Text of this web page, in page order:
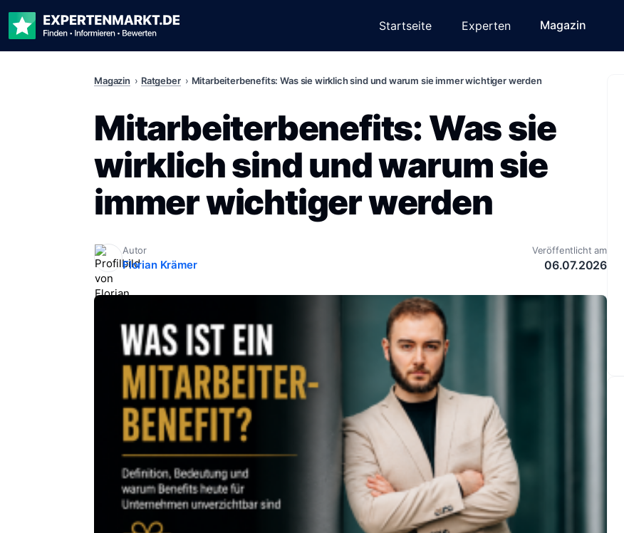
Startseite Experten Magazin
Magazin Ratgeber Mitarbeiterbenefits: Was sie wirklich sind und warum sie immer wichtiger werden
Mitarbeiterbenefits: Was sie
wirklich sind und warum sie
immer wichtiger werden
Autor
Florian Krämer
Veröffentlicht am
06.07.2026